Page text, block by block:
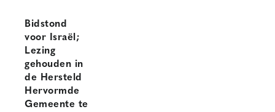
Bidstond
voor Israël;
Lezing
gehouden in
de Hersteld
Hervormde
Gemeente te